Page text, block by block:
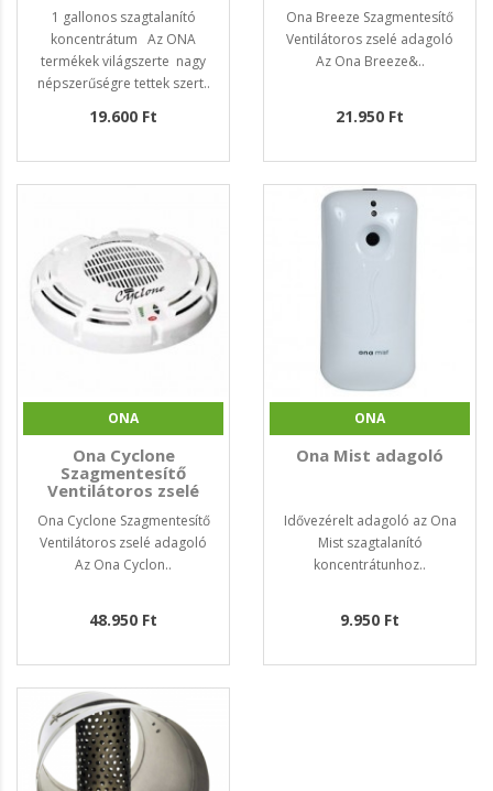
1 gallonos szagtalanító
koncentrátum Az ONA
termékek világszerte nagy
népszerűségre tettek szert..
19.600 Ft
Ona Breeze Szagmentesítő
Ventilátoros zselé adagoló
Az Ona Breeze&..
21.950 Ft
ONA
Ona Cyclone
Szagmentesítő
Ventilátoros zselé
Ona Cyclone Szagmentesítő
Ventilátoros zselé adagoló
Az Ona Cyclon..
48.950 Ft
ONA
Ona Mist adagoló
Idővezérelt adagoló az Ona
Mist szagtalanító
koncentrátunhoz..
9.950 Ft